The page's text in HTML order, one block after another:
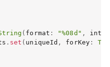
( format : "%08d" ,
. set ( uniqueId , forKey: T